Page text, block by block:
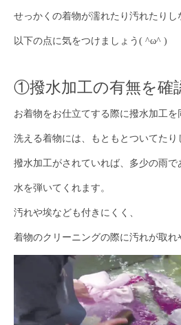
せっかくの着物が濡れたり汚れたりし
以下の点に気をつけましょう( ^ω^ )
①撥水加工の有無を確
お着物をお仕立てする際に撥水加工を
洗える着物には、もともとついてたり
撥水加工がされていれば、多少の雨で
水を弾いてくれます。
汚れや埃なども付きにくく、
着物のクリーニングの際に汚れが取れ